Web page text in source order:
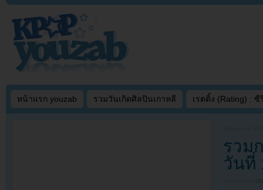
หน้าแรก youzab รวมวันเกิดศิลปินเกาหลี เรตติ้ง (Rating) : ซี
รวม
วันที่